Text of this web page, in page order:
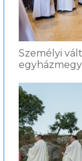
Személyi